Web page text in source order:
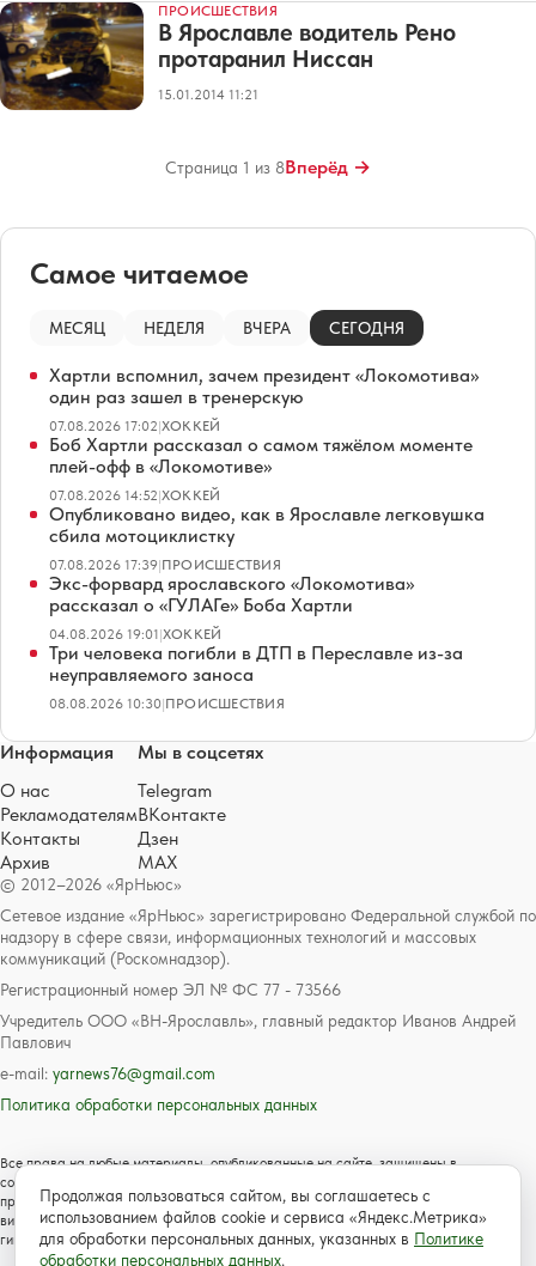
ПРОИСШЕСТВИЯ
В Ярославле водитель Рено
протаранил Ниссан
15.01.2014 11:21
Страница 1 из 8Вперёд →
Самое читаемое
МЕСЯЦ НЕДЕЛЯ ВЧЕРА СЕГОДНЯ
Хартли вспомнил, зачем президент «Локомотива»
один раз зашел в тренерскую
07.08.2026 17:02|ХОККЕЙ
Боб Хартли рассказал о самом тяжёлом моменте
плей-офф в «Локомотиве»
07.08.2026 14:52|ХОККЕЙ
Опубликовано видео, как в Ярославле легковушка
сбила мотоциклистку
07.08.2026 17:39|ПРОИСШЕСТВИЯ
Экс-форвард ярославского «Локомотива»
рассказал о «ГУЛАГе» Боба Хартли
04.08.2026 19:01|ХОККЕЙ
Три человека погибли в ДТП в Переславле из-за
неуправляемого заноса
08.08.2026 10:30|ПРОИСШЕСТВИЯ
© 2012–2026 «ЯрНьюс»
Сетевое издание «ЯрНьюс» зарегистрировано Федеральной службой по
надзору в сфере связи, информационных технологий и массовых
коммуникаций (Роскомнадзор).
Регистрационный номер ЭЛ № ФС 77 - 73566
Учредитель ООО «ВН-Ярославль», главный редактор Иванов Андрей
Павлович
e-mail: yarnews76@gmail.com
Политика обработки персональных данных
Все права на любые материалы, опубликованные на сайте, защищены в
соответствии с российским и международным законодательством об авторском
праве и смежных правах. Любое использование текстовых, фото, аудио и
видеоматериалов возможно только с согласия правообладателя с обязательной
гиперссылкой на сайт https://www.yarnews.net; Для детей старше 16 лет.
Информация
О нас
Рекламодателям
Контакты
Архив
Мы в соцсетях
Telegram
ВКонтакте
Дзен
MAX
Продолжая пользоваться сайтом, вы соглашаетесь с
использованием файлов cookie и сервиса «Яндекс.Метрика»
для обработки персональных данных, указанных в Политике
обработки персональных данных.